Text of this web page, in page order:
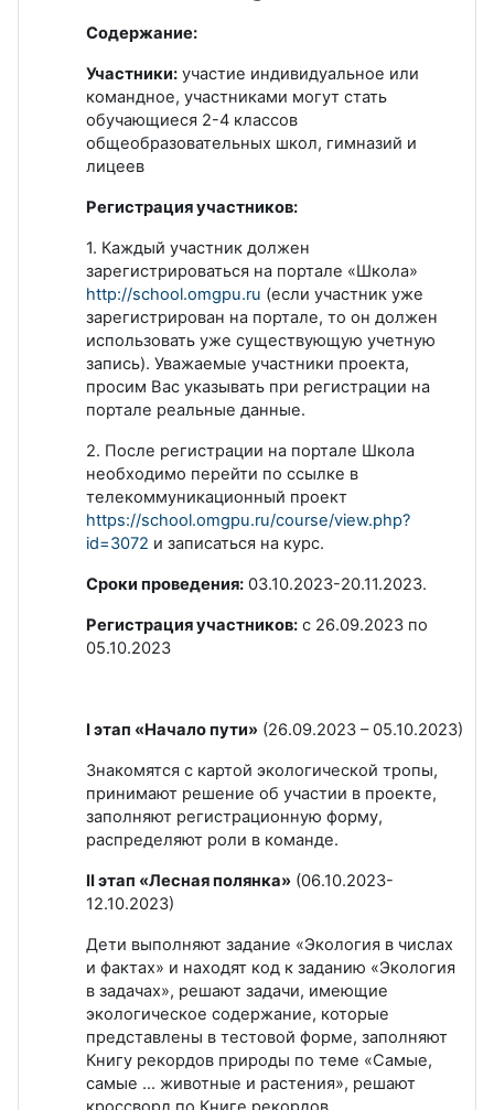
Содержание:
Участники: участие индивидуальное или
командное, участниками могут стать
обучающиеся 2-4 классов
общеобразовательных школ, гимназий и
лицеев
Регистрация участников:
1. Каждый участник должен
зарегистрироваться на портале «Школа»
http://school.omgpu.ru (если участник уже
зарегистрирован на портале, то он должен
использовать уже существующую учетную
запись). Уважаемые участники проекта,
просим Вас указывать при регистрации на
портале реальные данные.
2. После регистрации на портале Школа
необходимо перейти по ссылке в
телекоммуникационный проект
https://school.omgpu.ru/course/view.php?
id=3072 и записаться на курс.
Сроки проведения: 03.10.2023-20.11.2023.
Регистрация участников: с 26.09.2023 по
05.10.2023
I этап «Начало пути» (26.09.2023 – 05.10.2023)
Знакомятся с картой экологической тропы,
принимают решение об участии в проекте,
заполняют регистрационную форму,
распределяют роли в команде.
II этап «Лесная полянка» (06.10.2023-
12.10.2023)
Дети выполняют задание «Экология в числах
и фактах» и находят код к заданию «Экология
в задачах», решают задачи, имеющие
экологическое содержание, которые
представлены в тестовой форме, заполняют
Книгу рекордов природы по теме «Самые,
самые … животные и растения», решают